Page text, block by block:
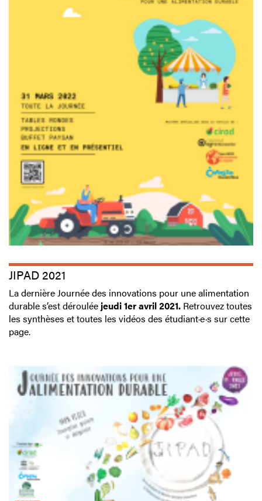
JIPAD 2021
La dernière Journée des innovations pour une alimentation
durable s’est déroulée jeudi 1er avril 2021. Retrouvez toutes
les synthèses et toutes les vidéos des étudiant·e·s sur cette
page.